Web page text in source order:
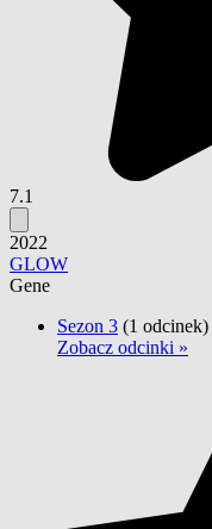
7.1
2022
GLOW
Gene
Sezon 3 (1 odcinek)
Zobacz odcinki »